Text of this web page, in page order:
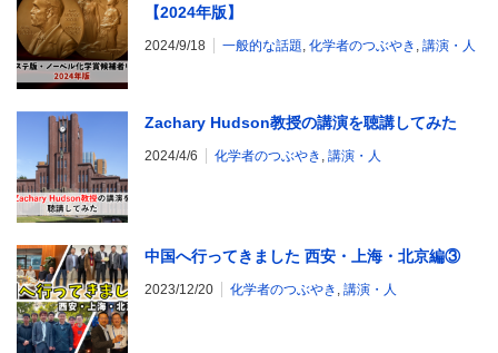
【2024年版】
2024/9/18 一般的な話題 化学者のつぶやき 講演・人
Zachary Hudson教授の講演を聴講してみた
2024/4/6 化学者のつぶやき 講演・人
中国へ行ってきました 西安・上海・北京編③
2023/12/20 化学者のつぶやき 講演・人